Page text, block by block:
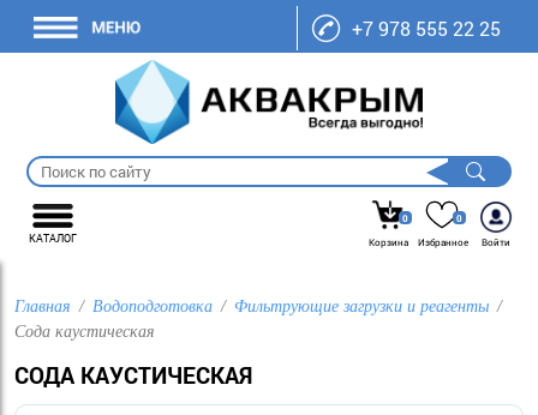
+7 978 555 22 25
КАТАЛОГ
0
Корзина
0
Избранное
Войти
Главная Водоподготовка
Фильтрующие загрузки и реагенты
Сода каустическая
СОДА КАУСТИЧЕСКАЯ